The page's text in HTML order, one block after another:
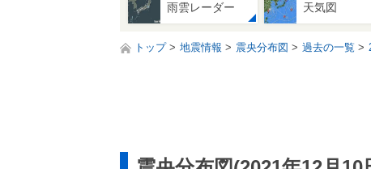
雨雲レーダー 天気図
トップ 地震情報 震央分布図 過去の一覧